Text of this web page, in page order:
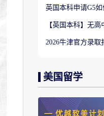
英国本科申请G5
【英国本科】无高
2026牛津官方录取
美国留学